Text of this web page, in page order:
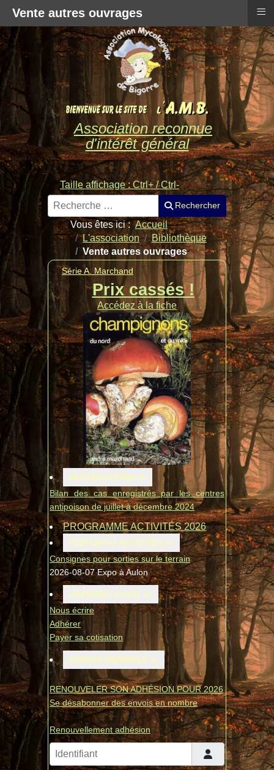
Association reconnue
d'intérêt général
Taille affichage : Ctrl+ / Ctrl-
Rechercher
Rechercher
Vous êtes ici :Accueil
L'association
Bibliothèque
Vente autres ouvrages
Série A. Marchand
Prix cassés !
Accédez à la fiche
INTOXICATIONS
Bilan des cas enregistrés par les centres
antipoison de juillet à décembre 2024
PROGRAMME ACTIVITÉS 2026
SORTIES et ACTIVITÉS
Consignes pour sorties sur le terrain
2026-08-07 Expo à Aulon
JOINDRE L'A.M.B.
Nous écrire
Adhérer
Payer sa cotisation
ESPACE MEMBRES
RENOUVELER SON ADHÉSION POUR 2026
Se désabonner des envois en nombre
Renouvellement adhésion
Identifiant
Vente autres ouvrages ≡